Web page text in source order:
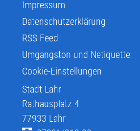
Impressum
Datenschutzerklärung
RSS Feed
Umgangston und Netiquette
Cookie-Einstellungen
Stadt Lahr
Rathausplatz 4
77933 Lahr